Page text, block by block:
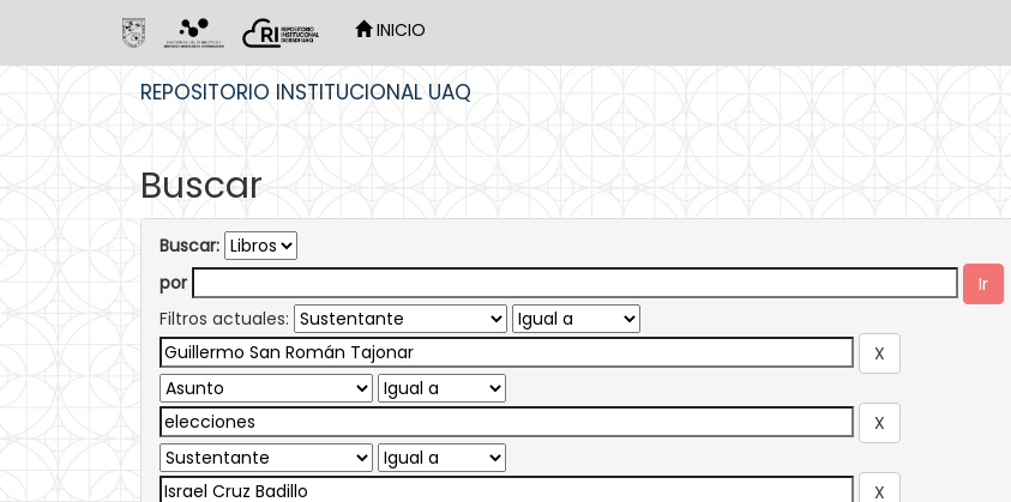
INICIO
REPOSITORIO INSTITUCIONAL UAQ
Buscar
Buscar:
por
Filtros actuales: